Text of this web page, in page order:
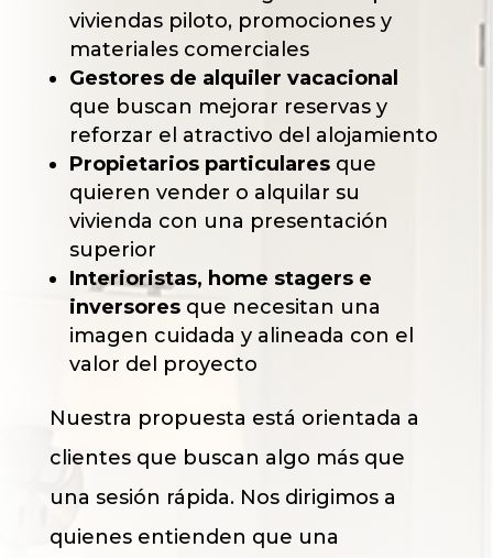
viviendas piloto, promociones y
materiales comerciales
Gestores de alquiler vacacional
que buscan mejorar reservas y
reforzar el atractivo del alojamiento
Propietarios particularesque
quieren vender o alquilar su
vivienda con una presentación
superior
Interioristas, home stagers e
inversoresque necesitan una
imagen cuidada y alineada con el
valor del proyecto
Nuestra propuesta está orientada a
clientes que buscan algo más que
una sesión rápida. Nos dirigimos a
quienes entienden que una